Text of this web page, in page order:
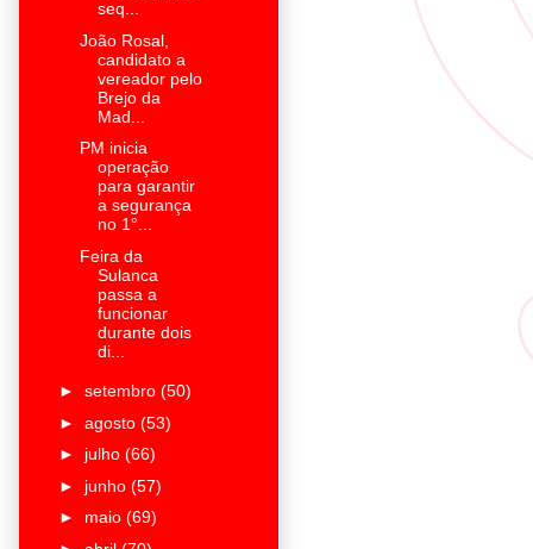
seq...
João Rosal,
candidato a
vereador pelo
Brejo da
Mad...
PM inicia
operação
para garantir
a segurança
no 1°...
Feira da
Sulanca
passa a
funcionar
durante dois
di...
► setembro (50)
► agosto (53)
► julho (66)
► junho (57)
► maio (69)